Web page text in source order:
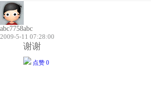
abc7758abc
2009-5-11 07:28:00
谢谢
点赞 0